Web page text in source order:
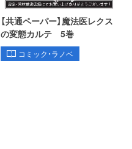
【共通ペーパー】魔法医レクス
の変態カルテ 5巻
コミック・ラノベ